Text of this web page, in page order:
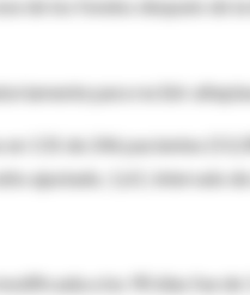
de los fondos después de
para recibir
131 de 246 pacientes
ajustado, 1,61; intervalo de
a los 90 días fue